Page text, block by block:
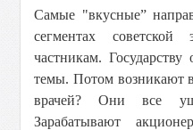
Самые "вкусные”
сегментах
частникам.
темы. Потом возникают
врачей? Они все
Зарабатывают